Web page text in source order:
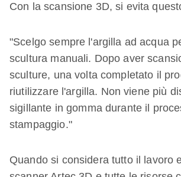
Con la scansione 3D, si evita
"Scelgo sempre l'argilla ad acqua
scultura manuali. Dopo aver
sculture, una volta completato il
riutilizzare l'argilla. Non viene più
sigillante in gomma durante il
stampaggio."
Quando si considera tutto il lavoro